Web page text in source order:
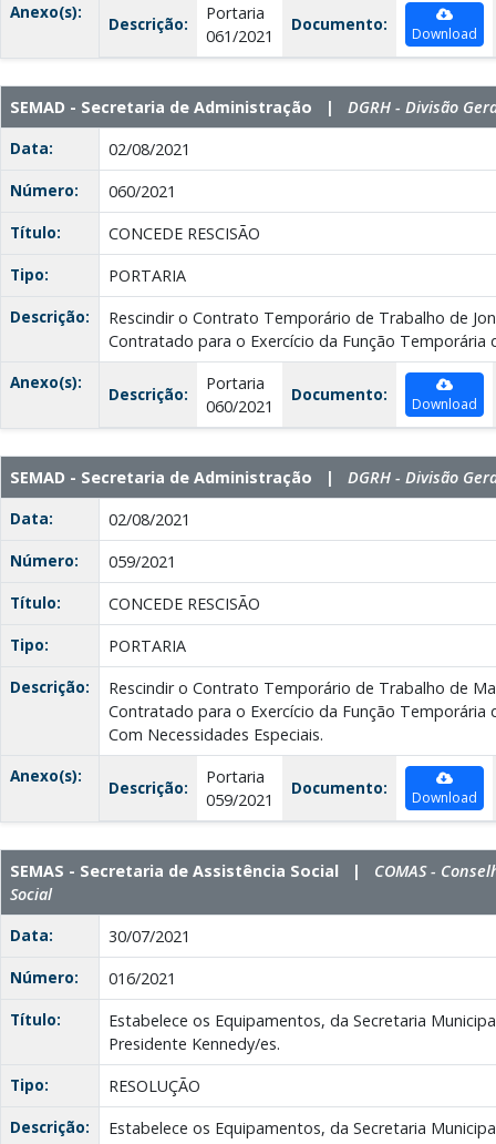
Anexo(s):
Descrição:
Portaria
061/2021
Documento: Download
SEMAD - Secretaria de Administração | DGRH - Divisão
Data:
02/08/2021
Número:
060/2021
Título:
CONCEDE RESCISÃO
Tipo:
PORTARIA
Descrição:
Rescindir o Contrato Temporário de Trabalho de
Contratado para o Exercício da Função Temporária
Anexo(s):
Descrição:
Portaria
060/2021
Documento: Download
SEMAD - Secretaria de Administração | DGRH - Divisão
Data:
02/08/2021
Número:
059/2021
Título:
CONCEDE RESCISÃO
Tipo:
PORTARIA
Descrição:
Rescindir o Contrato Temporário de Trabalho de
Contratado para o Exercício da Função Temporária
Com Necessidades Especiais.
Anexo(s):
Descrição:
Portaria
059/2021
Documento: Download
SEMAS - Secretaria de Assistência Social | COMAS -
Social
Data:
30/07/2021
Número:
016/2021
Título:
Estabelece os Equipamentos, da Secretaria
Presidente Kennedy/es.
Tipo:
RESOLUÇÃO
Descrição:
Estabelece os Equipamentos, da Secretaria